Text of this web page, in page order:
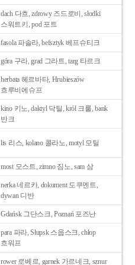
dach 다흐, zdrowy 즈드로비, słodki
스워트키, pod 포트
fasola 파솔라, befsztyk 베프슈티크
góra 구라, grad 그라트, targ 타르크
herbata 헤르바타, Hrubieszów
흐루비에슈프
kino 키노, daktyl 닥틸, król 크룰, bank
반크
lis 리스, kolano 콜라노, motyl 모틸
most 모스트, zimno 짐노, sam 삼
nerka 네르카, dokument 도쿠멘트,
dywan 디반
Gdańsk 그단스크, Poznań 포즈난
para 파라, Słupsk 스웁스크, chłop
흐워프
rower 로베르, garnek 가르네크, sznur